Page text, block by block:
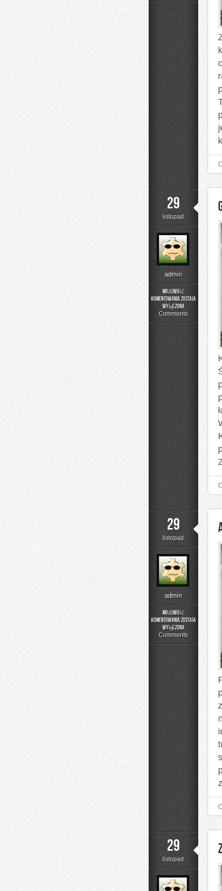
29
listopad
admin
Możliwość
komentowania
Ruwenzori
–
Księżycowe
została
wyłączona
Comments
29
listopad
admin
Możliwość
komentowania
Analiza
Postępów
i
została
wyłączona
Comments
29
listopad